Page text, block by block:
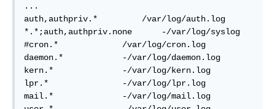
...
auth,authpriv.*         /var/log/auth.log
*.*;auth,authpriv.none      -/var/log/syslog
#cron.*             /var/log/cron.log
daemon.*            -/var/log/daemon.log
kern.*              -/var/log/kern.log
lpr.*               -/var/log/lpr.log
mail.*              -/var/log/mail.log